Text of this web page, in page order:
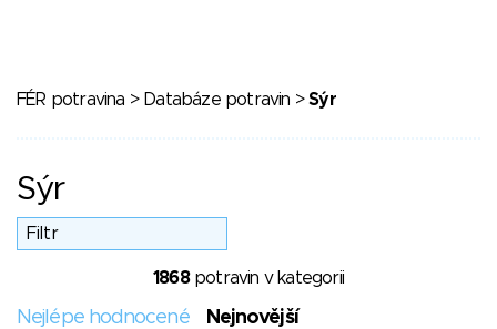
FÉR potravina > Databáze potravin >Sýr
Sýr
1868potravin v kategorii
Nejlépe hodnocené Nejnovější